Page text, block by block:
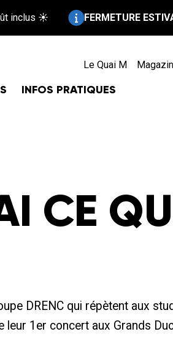
☀️
Information :
FERMETURE ESTIVALE !
Le Quai M
INFOS PRATIQUES
CE
DRENC qui répètent aux
leur 1er concert aux Grands